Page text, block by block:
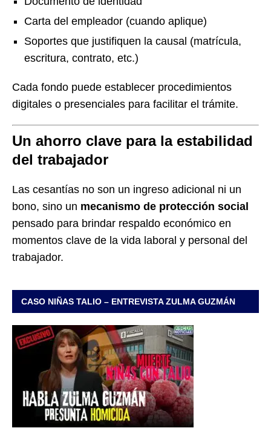
Carta del empleador (cuando aplique)
Soportes que justifiquen la causal (matrícula,
escritura, contrato, etc.)
Cada fondo puede establecer procedimientos
digitales o presenciales para facilitar el trámite.
Un ahorro clave para la estabilidad
del trabajador
Las cesantías no son un ingreso adicional ni un
bono, sino un mecanismo de protección social
pensado para brindar respaldo económico en
momentos clave de la vida laboral y personal del
trabajador.
CASO NIÑAS TALIO – ENTREVISTA ZULMA GUZMÁN